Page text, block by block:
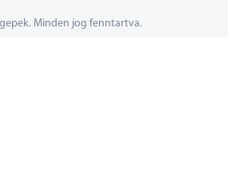
Minden jog fenntartva.